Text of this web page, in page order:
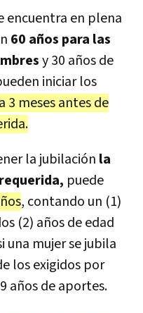
encuentra en plena
60 años para las
y 30 años de
iniciar los
3 meses antes de
la jubilación la
puede
, contando un (1)
(2) años de edad
una mujer se jubila
los exigidos por
años de aportes.